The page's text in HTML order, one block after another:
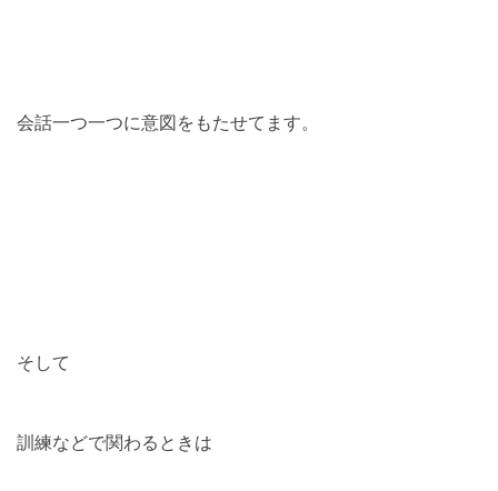
会話一つ一つに意図をもたせてます。
そして
訓練などで関わるときは